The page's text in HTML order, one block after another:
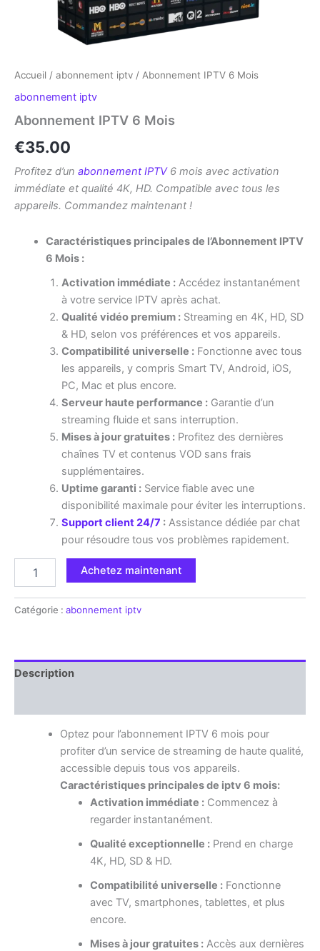
Accueil / abonnement iptv / Abonnement IPTV 6 Mois
abonnement iptv
Abonnement IPTV 6 Mois
€35.00
Profitez d’un abonnement IPTV6 mois avec activation
immédiate et qualité 4K, HD. Compatible avec tous les
appareils. Commandez maintenant !
Caractéristiques principales de l’Abonnement IPTV
6 Mois :
Activation immédiate :Accédez instantanément
à votre service IPTV après achat.
Qualité vidéo premium :Streaming en 4K, HD, SD
& HD, selon vos préférences et vos appareils.
Compatibilité universelle :Fonctionne avec tous
les appareils, y compris Smart TV, Android, iOS,
PC, Mac et plus encore.
Serveur haute performance :Garantie d’un
streaming fluide et sans interruption.
Mises à jour gratuites :Profitez des dernières
chaînes TV et contenus VOD sans frais
supplémentaires.
Uptime garanti :Service fiable avec une
disponibilité maximale pour éviter les interruptions.
Support client 24/7 :Assistance dédiée par chat
pour résoudre tous vos problèmes rapidement.
Achetez maintenant
Catégorie : abonnement iptv
Description
Optez pour l’abonnement IPTV 6 mois pour
profiter d’un service de streaming de haute qualité,
accessible depuis tous vos appareils.
Caractéristiques principales de iptv 6 mois:
Activation immédiate :Commencez à
regarder instantanément.
Qualité exceptionnelle :Prend en charge
4K, HD, SD & HD.
Compatibilité universelle :Fonctionne
avec TV, smartphones, tablettes, et plus
encore.
Mises à jour gratuites :Accès aux dernières